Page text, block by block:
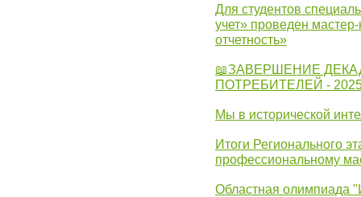
Для студентов
учет» проведен
отчетность»
📖ЗАВЕРШЕНИЕ
ПОТРЕБИТЕЛЕЙ -
Мы в исторической
Итоги Регионального
профессиональному
Областная олимпиада